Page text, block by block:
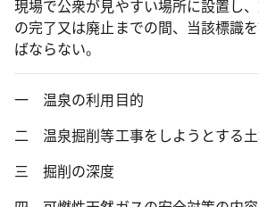
現場で公衆が見やすい場所に設置し
の完了又は廃止までの間、当該標識
ばならない。
一 温泉の利用目的
二 温泉掘削等工事をしようとする
三 掘削の深度